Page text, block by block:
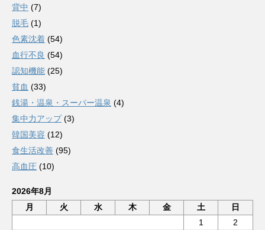
背中 (7)
脱毛 (1)
色素沈着 (54)
血行不良 (54)
認知機能 (25)
貧血 (33)
銭湯・温泉・スーパー温泉 (4)
集中力アップ(3)
韓国美容 (12)
食生活改善 (95)
高血圧 (10)
2026年8月
月
火 水 木 金 土
日
1
2